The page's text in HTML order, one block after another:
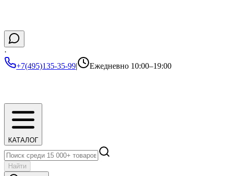
·
+7(495)135-35-99| Ежедневно 10:00–19:00
КАТАЛОГ
Найти